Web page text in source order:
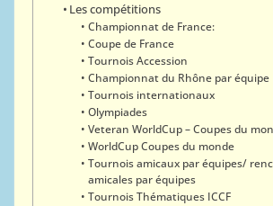
Les compétitions
Championnat de France:
Coupe de France
Tournois Accession
Championnat du Rhône par équipe
Tournois internationaux
Olympiades
Veteran WorldCup – Coupes du
WorldCup Coupes du monde
Tournois amicaux par équipes/
amicales par équipes
Tournois Thématiques ICCF